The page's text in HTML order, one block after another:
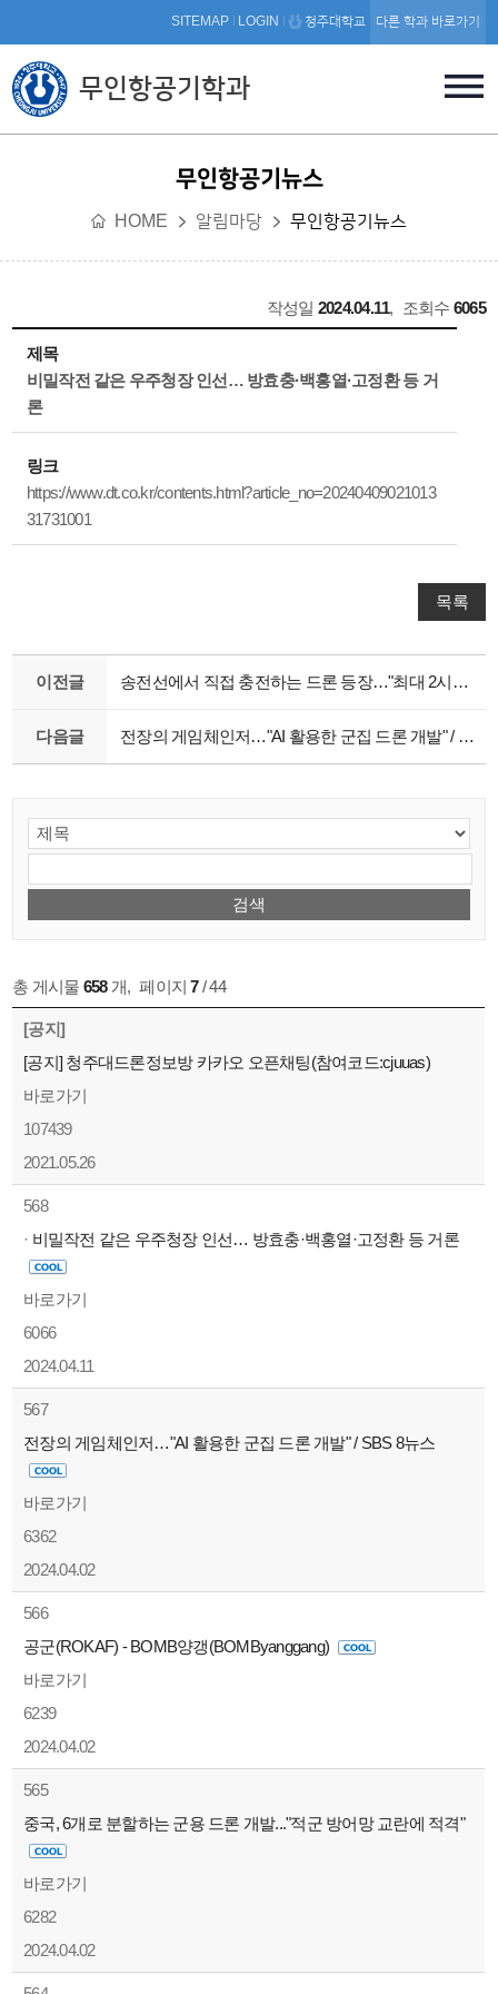
본문 바로가기
무인항공기학과
SITEMAP LOGIN 청주대학교 다른 학과 바로가기
무인항공기뉴스
HOME 알림마당 무인항공기뉴스
작성일 2024.04.11, 조회수 6065
제목
비밀작전 같은 우주청장 인선… 방효충·백홍열·고정환 등 거
론
링크
https://www.dt.co.kr/contents.html?article_no=20240409021013
31731001
목록
이전글 송전선에서 직접 충전하는 드론 등장…"최대 2시간 동안 비행 가능"
다음글 전장의 게임체인저…"AI 활용한 군집 드론 개발" / SBS 8뉴스
총 게시물 658개, 페이지7/ 44
[공지]
[공지] 청주대드론정보방 카카오 오픈채팅(참여코드:cjuuas)
바로가기
107439
2021.05.26
568
· 비밀작전 같은 우주청장 인선… 방효충·백홍열·고정환 등 거론
바로가기
6066
2024.04.11
567
전장의 게임체인저…"AI 활용한 군집 드론 개발" / SBS 8뉴스
바로가기
6362
2024.04.02
566
공군(ROKAF) - BOMB양갱(BOMByanggang)
바로가기
6239
2024.04.02
565
중국, 6개로 분할하는 군용 드론 개발..."적군 방어망 교란에 적격"
바로가기
6282
2024.04.02